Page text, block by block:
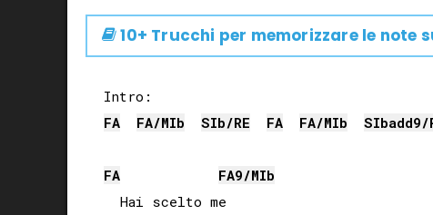
10+ Trucchi per memorizzare le note
FA
FA/MIb SIb/RE FA FA/MIb SIbadd9/
FA FA9/MIb
  Hai scelto me